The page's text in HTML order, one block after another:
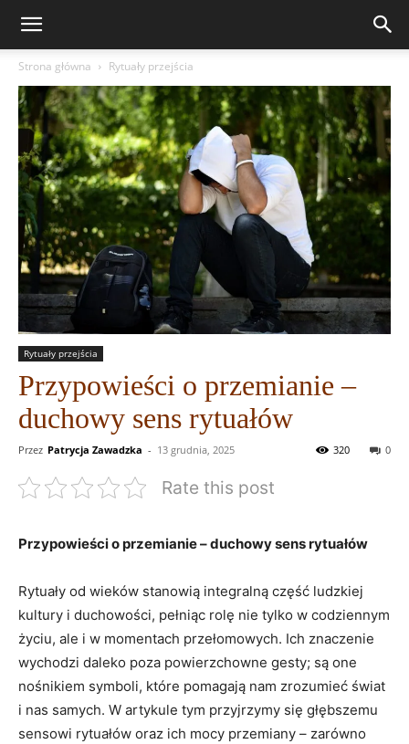
Strona główna Rytuały przejścia
Rytuały przejścia
Przypowieści o przemianie –
duchowy sens rytuałów
Przez Patrycja Zawadzka - 13 grudnia, 2025 0
320
Rate this post
Przypowieści o przemianie – duchowy sens rytuałów
Rytuały od wieków stanowią integralną część ludzkiej
kultury i duchowości, pełniąc rolę nie tylko w codziennym
życiu, ale i w momentach przełomowych. Ich znaczenie
wychodzi daleko poza powierzchowne gesty; są one
nośnikiem symboli, które pomagają nam zrozumieć świat
i nas samych. W artykule tym przyjrzymy się głębszemu
sensowi rytuałów oraz ich mocy przemiany – zarówno